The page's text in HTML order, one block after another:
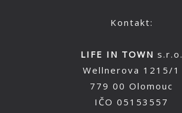
Kontakt:
LIFE IN TOWN s.r.o.
Wellnerova 1215/1
779 00 Olomouc
IČO 05153557